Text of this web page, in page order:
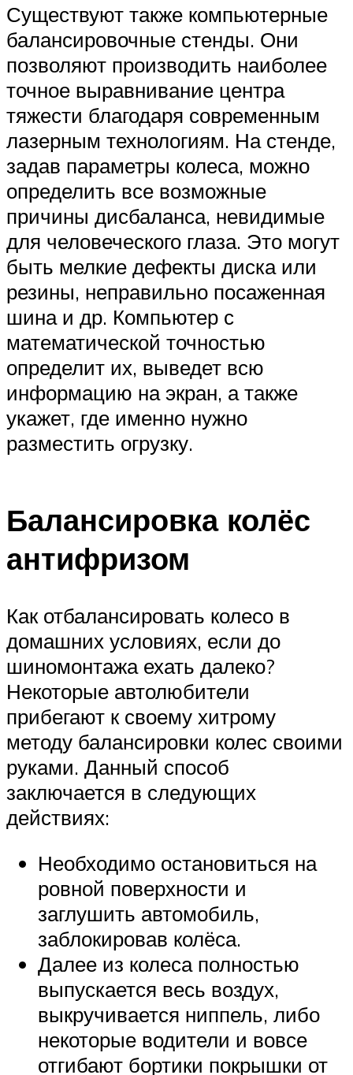
Существуют также компьютерные
балансировочные стенды. Они
позволяют производить наиболее
точное выравнивание центра
тяжести благодаря современным
лазерным технологиям. На стенде,
задав параметры колеса, можно
определить все возможные
причины дисбаланса, невидимые
для человеческого глаза. Это могут
быть мелкие дефекты диска или
резины, неправильно посаженная
шина и др. Компьютер с
математической точностью
определит их, выведет всю
информацию на экран, а также
укажет, где именно нужно
разместить огрузку.
Балансировка колёс
антифризом
Как отбалансировать колесо в
домашних условиях, если до
шиномонтажа ехать далеко?
Некоторые автолюбители
прибегают к своему хитрому
методу балансировки колес своими
руками. Данный способ
заключается в следующих
действиях:
Необходимо остановиться на
ровной поверхности и
заглушить автомобиль,
заблокировав колёса.
Далее из колеса полностью
выпускается весь воздух,
выкручивается ниппель, либо
некоторые водители и вовсе
отгибают бортики покрышки от